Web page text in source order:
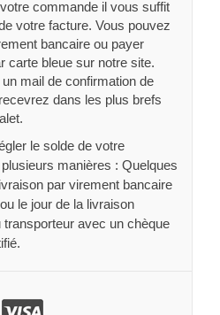
commande il vous suffit
votre facture. Vous pouvez
bancaire ou payer
carte bleue sur notre site.
mail de confirmation de
dans les plus brefs
le solde de votre
manières : Quelques
par virement bancaire
le jour de la livraison
transporteur avec un chèque